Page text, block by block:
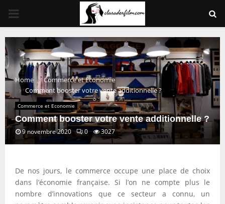
PRIMARY
MENU
Home
Commerce et Economie
Comment booster votre vente additionnelle ?
Commerce et Economie
Comment booster votre vente additionnelle ?
9 novembre 2020 0 3027
De nos jours, le commerce occupe une place de choix
dans l’économie française. Si l’on ne compte plus le
nombre d’innovations que ce secteur a connu, un